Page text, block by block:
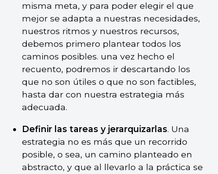
misma meta, y para poder elegir el que
mejor se adapta a nuestras necesidades,
nuestros ritmos y nuestros recursos,
debemos primero plantear todos los
caminos posibles. una vez hecho el
recuento, podremos ir descartando los
que no son útiles o que no son factibles,
hasta dar con nuestra estrategia más
adecuada.
Definir las tareas y jerarquizarlas. Una
estrategia no es más que un recorrido
posible, o sea, un camino planteado en
abstracto, y que al llevarlo a la práctica se